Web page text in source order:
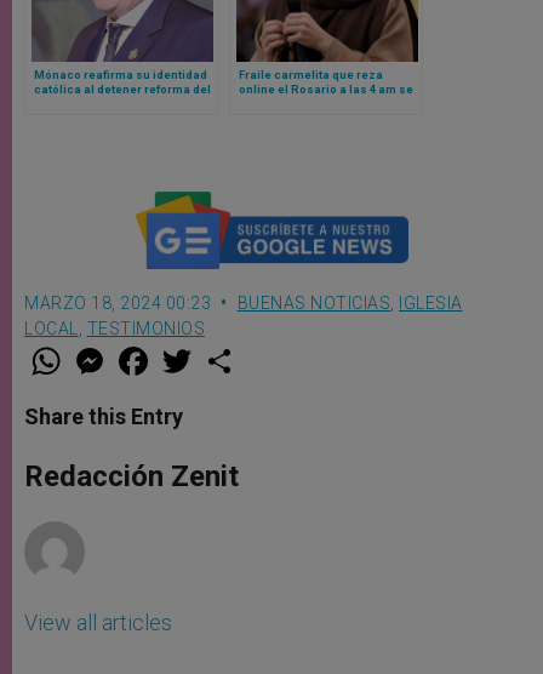
Mónaco reafirma su identidad
católica al detener reforma del
Fraile carmelita que reza
online el Rosario a las 4 am se
MARZO 18, 2024 00:23 BUENAS NOTICIAS
IGLESIA
LOCAL
TESTIMONIOS
W
t
s
p
p
M
e
s
e
g
e
F
a
e
b
o
k
w
r
Share this Entry
Redacción Zenit
View all articles